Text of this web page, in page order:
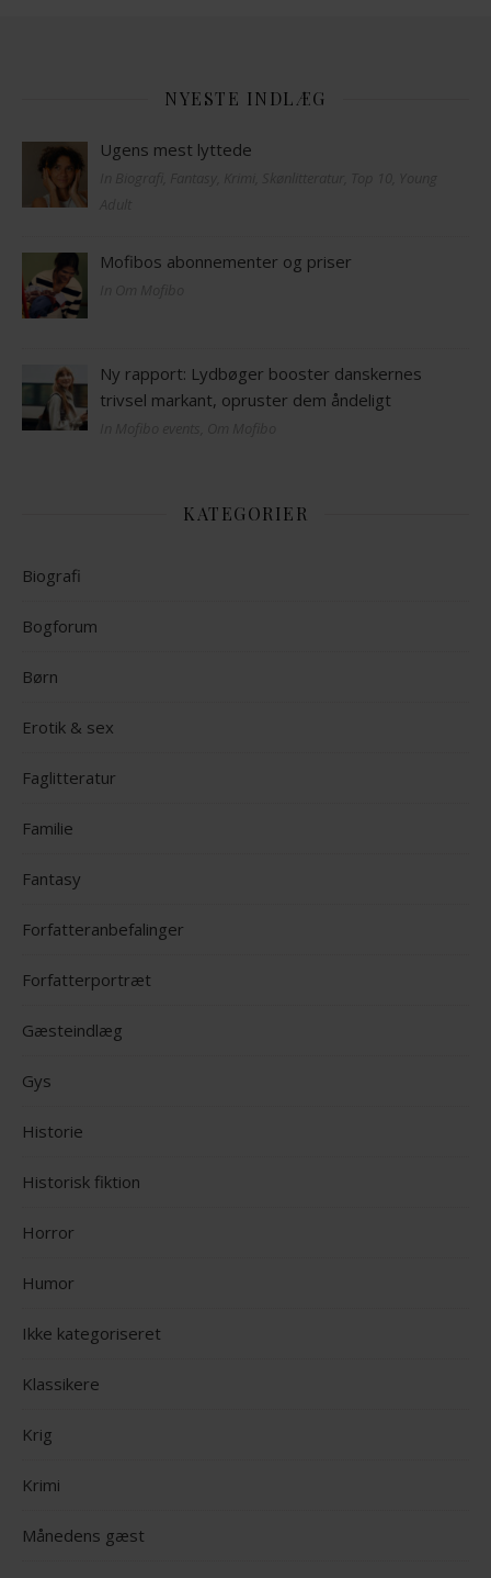
NYESTE INDLÆG
Ugens mest lyttede
Mofibos abonnementer og priser
Ny rapport: Lydbøger booster danskernes
trivsel markant, opruster dem åndeligt
KATEGORIER
Biografi
Bogforum
Børn
Erotik & sex
Faglitteratur
Familie
Fantasy
Forfatteranbefalinger
Forfatterportræt
Gæsteindlæg
Gys
Historie
Historisk fiktion
Horror
Humor
Ikke kategoriseret
Klassikere
Krig
Krimi
Månedens gæst